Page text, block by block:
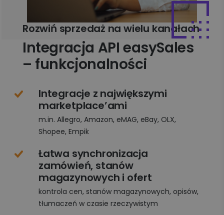
Rozwiń sprzedaż na wielu kanałach
Integracja API easySales
– funkcjonalności
Integracje z największymi
marketplace’ami
m.in. Allegro, Amazon, eMAG, eBay, OLX,
Shopee, Empik
Łatwa synchronizacja
zamówień, stanów
magazynowych i ofert
kontrola cen, stanów magazynowych, opisów,
tłumaczeń w czasie rzeczywistym